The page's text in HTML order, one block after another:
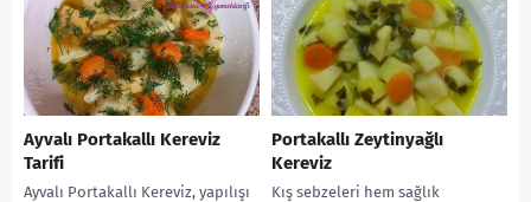
Ayvalı Portakallı Kereviz
Tarifi
Ayvalı Portakallı Kereviz, yapılışı
Portakallı Zeytinyağlı
Kereviz
Kış sebzeleri hem sağlık